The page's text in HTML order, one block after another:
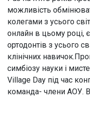
можливість
колегами з усього
онлайн в цьому році,
ортодонтів з усього
клінічних
симбіозу науки і
Village Day під час
команда- члени АОУ.